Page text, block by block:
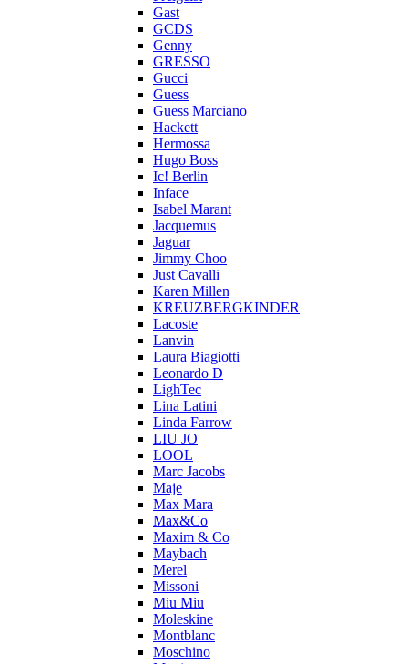
Gast
GCDS
Genny
GRESSO
Gucci
Guess
Guess Marciano
Hackett
Hermossa
Hugo Boss
Ic! Berlin
Inface
Isabel Marant
Jacquemus
Jaguar
Jimmy Choo
Just Cavalli
Karen Millen
KREUZBERGKINDER
Lacoste
Lanvin
Laura Biagiotti
Leonardo D
LighTec
Lina Latini
Linda Farrow
LIU JO
LOOL
Marc Jacobs
Maje
Max Mara
Max&Co
Maxim & Co
Maybach
Merel
Missoni
Miu Miu
Moleskine
Montblanc
Moschino